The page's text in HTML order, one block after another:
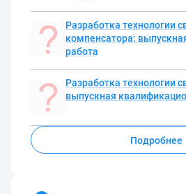
Разработка технологии
компенсатора:
работа
Разработка технологии
выпускная
Подробнее